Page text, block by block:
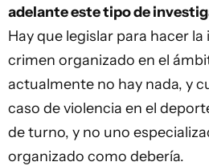
adelante este tipo de
Hay que legislar para hacer
crimen organizado en el
actualmente no hay nada, y
caso de violencia en el
de turno, y no uno
organizado como debería.